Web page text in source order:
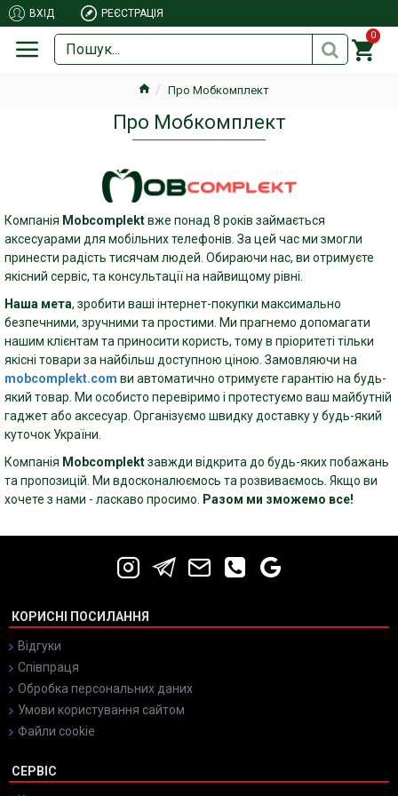
ВХІД РЕЄСТРАЦІЯ
0
Про Мобкомплект
Про Мобкомплект
Компанія Mobcomplektвже понад 8 років займається
аксесуарами для мобільних телефонів. За цей час ми змогли
принести радість тисячам людей. Обираючи нас, ви отримуєте
якісний сервіс, та консультації на найвищому рівні.
Наша мета, зробити ваші інтернет-покупки максимально
безпечними, зручними та простими. Ми прагнемо допомагати
нашим клієнтам та приносити користь, тому в пріоритеті тільки
якісні товари за найбільш доступною ціною. Замовляючи на
mobcomplekt.com ви автоматично отримуєте гарантію на будь-
який товар. Ми особисто перевіримо і протестуємо ваш майбутній
гаджет або аксесуар. Організуємо швидку доставку у будь-який
куточок України.
Компанія Mobcomplektзавжди відкрита до будь-яких побажань
та пропозицій. Ми вдосконалюємось та розвиваємось. Якщо ви
хочете з нами - ласкаво просимо.
Разом ми зможемо все!
КОРИСНІ ПОСИЛАННЯ
Відгуки
Співпраця
Обробка персональних даних
Умови користування сайтом
Файли cookie
СЕРВІС